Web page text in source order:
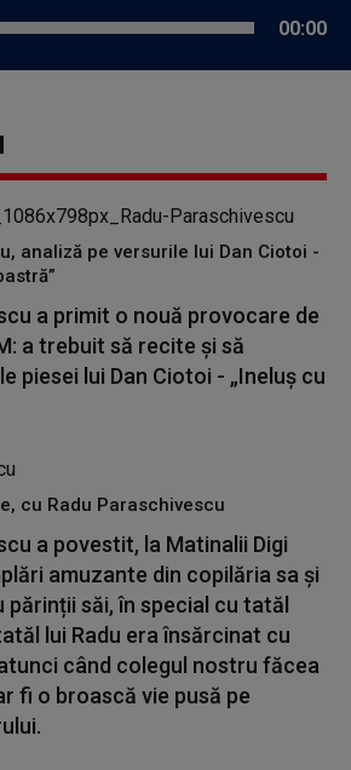
00:00
analiză pe versurile lui Dan Ciotoi -
a primit o nouă provocare de
a trebuit să recite și să
piesei lui Dan Ciotoi - „Ineluș cu
cu Radu Paraschivescu
a povestit, la Matinalii Digi
amuzante din copilăria sa și
părinții săi, în special cu tatăl
lui Radu era însărcinat cu
când colegul nostru făcea
fi o broască vie pusă pe